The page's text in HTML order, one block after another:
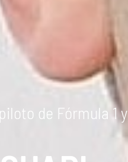
de Fórmula 1 y